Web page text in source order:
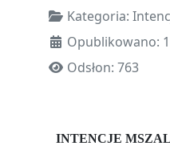
Kategoria:
Opublikowano:
Odsłon: 763
INTENCJE